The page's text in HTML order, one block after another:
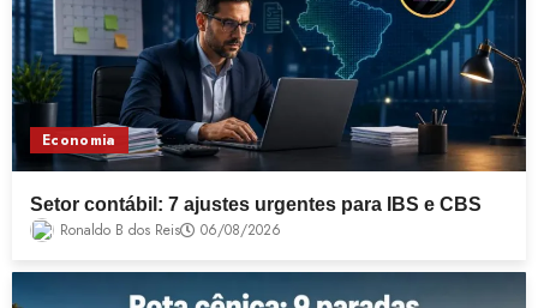
Economia
Setor contábil: 7 ajustes urgentes para IBS e CBS
Ronaldo B dos Reis 06/08/2026